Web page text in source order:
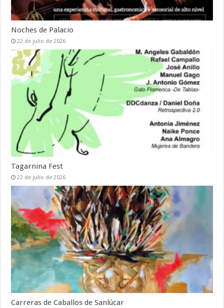
Noches de Palacio
22 de julio de 2026
Tagarnina Fest
22 de julio de 2026
Carreras de Caballos de Sanlúcar